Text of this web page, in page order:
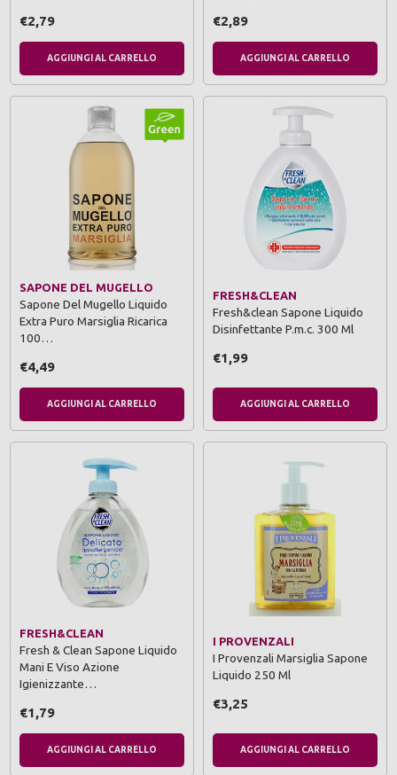
€2,79
AGGIUNGI AL CARRELLO
€2,89
AGGIUNGI AL CARRELLO
SAPONE DEL MUGELLO
Sapone Del Mugello Liquido
Extra Puro Marsiglia Ricarica
100…
€4,49
AGGIUNGI AL CARRELLO
FRESH&CLEAN
Fresh&clean Sapone Liquido
Disinfettante P.m.c. 300 Ml
€1,99
AGGIUNGI AL CARRELLO
FRESH&CLEAN
Fresh & Clean Sapone Liquido
Mani E Viso Azione
Igienizzante…
€1,79
AGGIUNGI AL CARRELLO
I PROVENZALI
I Provenzali Marsiglia Sapone
Liquido 250 Ml
€3,25
AGGIUNGI AL CARRELLO